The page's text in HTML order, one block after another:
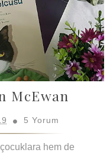
McEwan
5 Yorum
hem de